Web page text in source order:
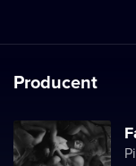
Producent